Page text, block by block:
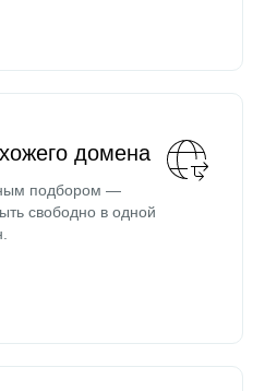
домена
подбором —
свободно в одной